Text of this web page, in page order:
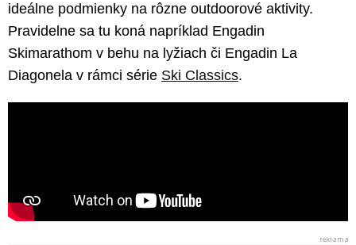
ideálne podmienky na rôzne outdoorové aktivity.
Pravidelne sa tu koná napríklad Engadin
Skimarathom v behu na lyžiach či Engadin La
Diagonela v rámci série Ski Classics.